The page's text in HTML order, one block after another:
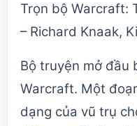
Trọn bộ Warcraft:
– Richard Knaak,
Bộ truyện mở đầu
Warcraft. Một
dạng của vũ trụ